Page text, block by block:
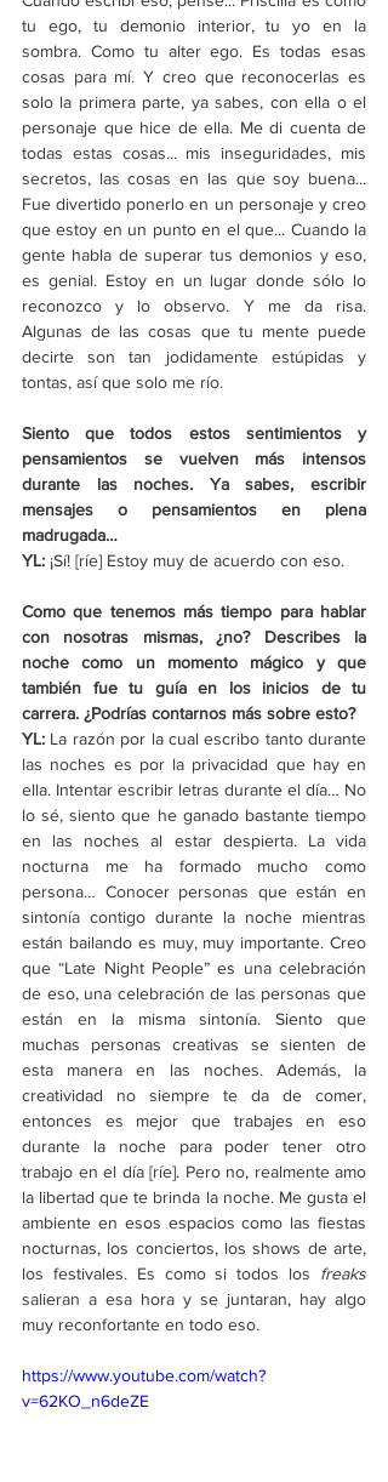
tu ego, tu demonio interior, tu yo en la
sombra. Como tu alter ego. Es todas esas
cosas para mí. Y creo que reconocerlas es
solo la primera parte, ya sabes, con ella o el
personaje que hice de ella. Me di cuenta de
todas estas cosas... mis inseguridades, mis
secretos, las cosas en las que soy buena...
Fue divertido ponerlo en un personaje y creo
que estoy en un punto en el que... Cuando la
gente habla de superar tus demonios y eso,
es genial. Estoy en un lugar donde sólo lo
reconozco y lo observo. Y me da risa.
Algunas de las cosas que tu mente puede
decirte son tan jodidamente estúpidas y
tontas, así que solo me río.
Siento que todos estos sentimientos y
pensamientos se vuelven más intensos
durante las noches. Ya sabes, escribir
mensajes o pensamientos en plena
madrugada…
YL: ¡Sí! [ríe] Estoy muy de acuerdo con eso.
Como que tenemos más tiempo para hablar
con nosotras mismas, ¿no? Describes la
noche como un momento mágico y que
también fue tu guía en los inicios de tu
carrera. ¿Podrías contarnos más sobre esto?
YL: La razón por la cual escribo tanto durante
las noches es por la privacidad que hay en
ella. Intentar escribir letras durante el día… No
lo sé, siento que he ganado bastante tiempo
en las noches al estar despierta. La vida
nocturna me ha formado mucho como
persona… Conocer personas que están en
sintonía contigo durante la noche mientras
están bailando es muy, muy importante. Creo
que “Late Night People” es una celebración
de eso, una celebración de las personas que
están en la misma sintonía. Siento que
muchas personas creativas se sienten de
esta manera en las noches. Además, la
creatividad no siempre te da de comer,
entonces es mejor que trabajes en eso
durante la noche para poder tener otro
trabajo en el día [ríe]. Pero no, realmente amo
la libertad que te brinda la noche. Me gusta el
ambiente en esos espacios como las fiestas
nocturnas, los conciertos, los shows de arte,
los festivales. Es como si todos los
salieran a esa hora y se juntaran, hay algo
muy reconfortante en todo eso.
https://www.youtube.com/watch?
v=62KO_n6deZE